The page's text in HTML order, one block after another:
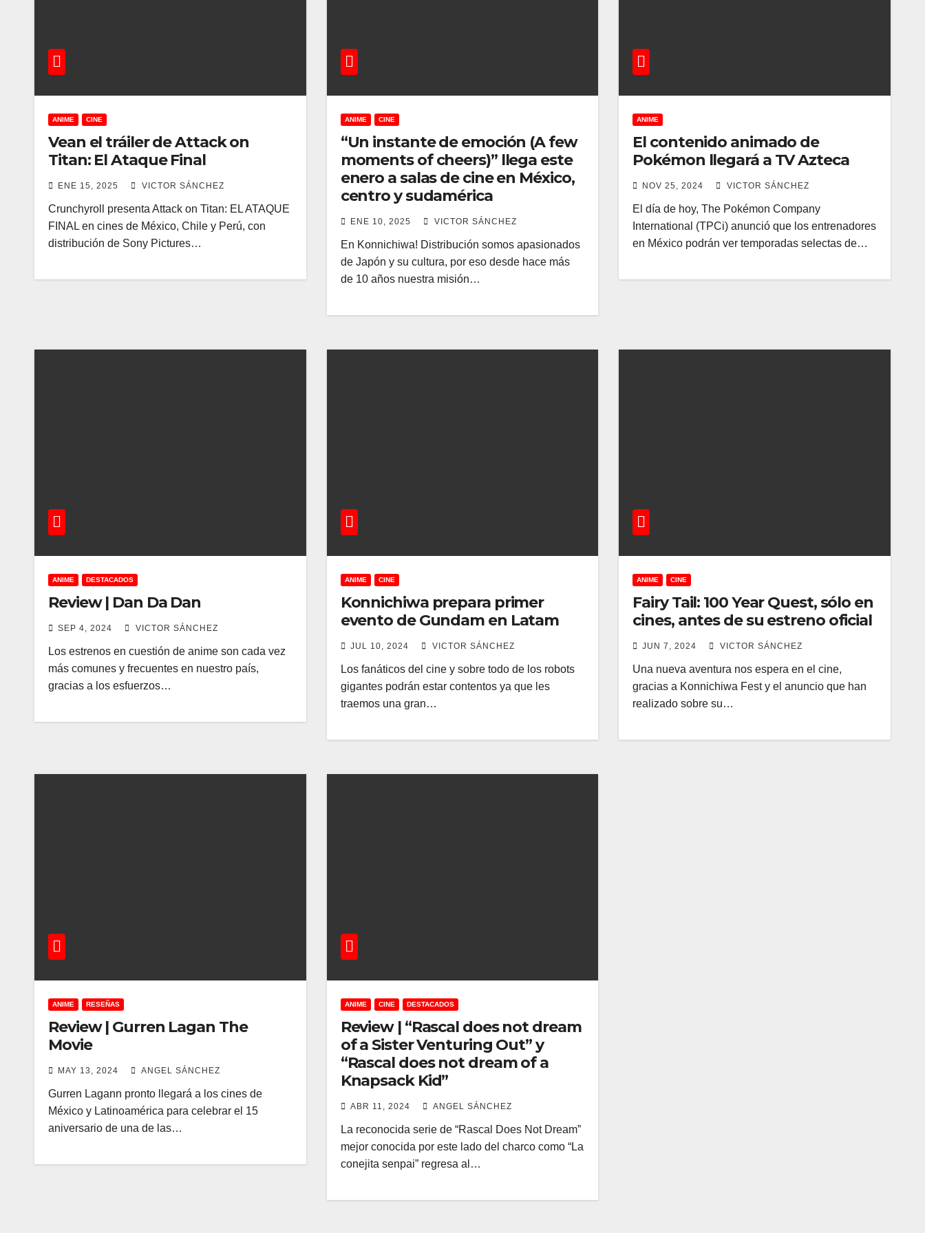
ANIME CINE
Vean el tráiler de Attack on
Titan: El Ataque Final
ENE 15, 2025 VICTOR SÁNCHEZ
Crunchyroll presenta Attack on Titan: EL ATAQUE
FINAL en cines de México, Chile y Perú, con
distribución de Sony Pictures…
ANIME CINE
“Un instante de emoción (A few
moments of cheers)” llega este
enero a salas de cine en México,
centro y sudamérica
ENE 10, 2025 VICTOR SÁNCHEZ
En Konnichiwa! Distribución somos apasionados
de Japón y su cultura, por eso desde hace más
de 10 años nuestra misión…
ANIME
El contenido animado de
Pokémon llegará a TV Azteca
NOV 25, 2024 VICTOR SÁNCHEZ
El día de hoy, The Pokémon Company
International (TPCi) anunció que los entrenadores
en México podrán ver temporadas selectas de…
ANIME DESTACADOS
Review | Dan Da Dan
SEP 4, 2024 VICTOR SÁNCHEZ
Los estrenos en cuestión de anime son cada vez
más comunes y frecuentes en nuestro país,
gracias a los esfuerzos…
ANIME CINE
Konnichiwa prepara primer
evento de Gundam en Latam
JUL 10, 2024 VICTOR SÁNCHEZ
Los fanáticos del cine y sobre todo de los robots
gigantes podrán estar contentos ya que les
traemos una gran…
ANIME CINE
Fairy Tail: 100 Year Quest, sólo en
cines, antes de su estreno oficial
JUN 7, 2024 VICTOR SÁNCHEZ
Una nueva aventura nos espera en el cine,
gracias a Konnichiwa Fest y el anuncio que han
realizado sobre su…
ANIME RESEÑAS
Review | Gurren Lagan The
Movie
MAY 13, 2024 ANGEL SÁNCHEZ
Gurren Lagann pronto llegará a los cines de
México y Latinoamérica para celebrar el 15
aniversario de una de las…
ANIME CINE DESTACADOS
Review | “Rascal does not dream
of a Sister Venturing Out” y
“Rascal does not dream of a
Knapsack Kid”
ABR 11, 2024 ANGEL SÁNCHEZ
La reconocida serie de “Rascal Does Not Dream”
mejor conocida por este lado del charco como “La
conejita senpai” regresa al…